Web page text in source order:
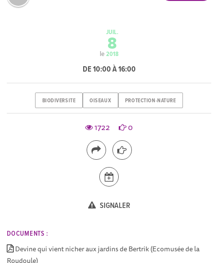
le
JUIL.
8
2018
DE 10:00 À 16:00
BIODIVERSITE OISEAUX PROTECTION-NATURE
1722 0
SIGNALER
DOCUMENTS :
Devine qui vient nicher aux jardins de Bertrik (Ecomusée de la
Roudoule)